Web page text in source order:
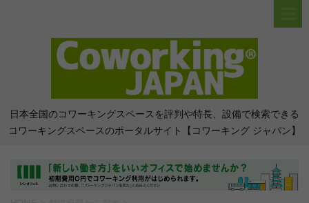
日本全国のコワーキングスペースを評判や特長、設備で検索できる
コワーキングスペースのポータルサイト【コワーキング ジャパン】